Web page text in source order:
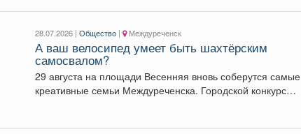
28.07.2026 |Общество | Междуреченск
А ваш велосипед умеет быть шахтёрским
самосвалом?
29 августа на площади Весенняя вновь соберутся самые
креативные семьи Междуреченска. Городской конкурс